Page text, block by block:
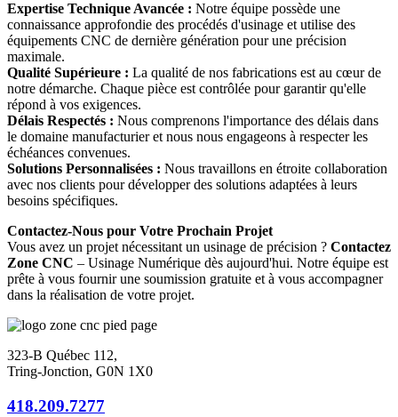
Expertise Technique Avancée : Notre équipe possède une
connaissance approfondie des procédés d'usinage et utilise des
équipements CNC de dernière génération pour une précision
maximale.
Qualité Supérieure : La qualité de nos fabrications est au cœur de
notre démarche. Chaque pièce est contrôlée pour garantir qu'elle
répond à vos exigences.
Délais Respectés : Nous comprenons l'importance des délais dans
le domaine manufacturier et nous nous engageons à respecter les
échéances convenues.
Solutions Personnalisées : Nous travaillons en étroite collaboration
avec nos clients pour développer des solutions adaptées à leurs
besoins spécifiques.
Contactez-Nous pour Votre Prochain Projet
Vous avez un projet nécessitant un usinage de précision ? Contactez
Zone CNC – Usinage Numérique dès aujourd'hui. Notre équipe est
prête à vous fournir une soumission gratuite et à vous accompagner
dans la réalisation de votre projet.
323-B Québec 112,
Tring-Jonction, G0N 1X0
418.209.7277